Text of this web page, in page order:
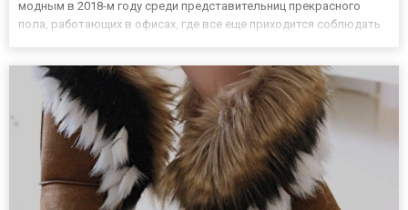
модным в 2018-м году среди представительниц прекрасного
пола, работающих в офисах, где все еще приходится соблюдать
скопле...